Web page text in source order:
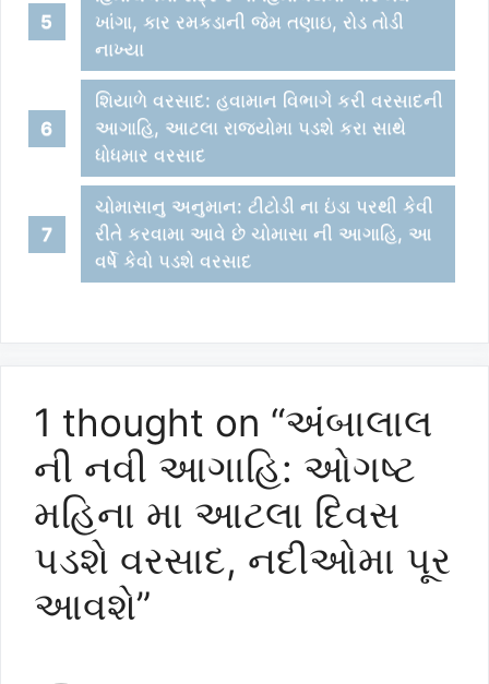
ખાંગા, કાર રમકડાની જેમ તણાઇ, રોડ તોડી
નાખ્યા
શિયાળે વરસાદ: હવામાન વિભાગે કરી વરસાદની
આગાહિ, આટલા રાજયોમા પડશે કરા સાથે
ધોધમાર વરસાદ
ચોમાસાનુ અનુમાન: ટીટોડી ના ઇંડા પરથી કેવી
રીતે કરવામા આવે છે ચોમાસા ની આગાહિ, આ
વર્ષે કેવો પડશે વરસાદ
1 thought on “અંબાલાલ
ની નવી આગાહિ: ઓગષ્ટ
મહિના મા આટલા દિવસ
પડશે વરસાદ, નદીઓમા પૂર
આવશે”